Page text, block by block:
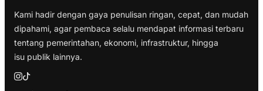
Kami hadir dengan gaya penulisan ringan, cepat, dan mudah
dipahami, agar pembaca selalu mendapat informasi terbaru
tentang pemerintahan, ekonomi, infrastruktur, hingga
isu publik lainnya.